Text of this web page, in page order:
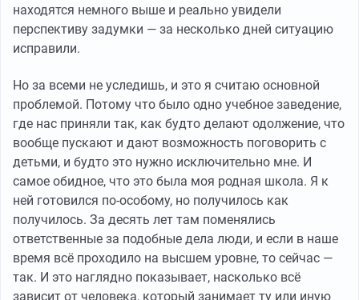
находятся немного выше и реально увидели
перспективу задумки — за несколько дней ситуацию
исправили.
Но за всеми не уследишь, и это я считаю основной
проблемой. Потому что было одно учебное заведение,
где нас приняли так, как будто делают одолжение, что
вообще пускают и дают возможность поговорить с
детьми, и будто это нужно исключительно мне. И
самое обидное, что это была моя родная школа. Я к
ней готовился по-особому, но получилось как
получилось. За десять лет там поменялись
ответственные за подобные дела люди, и если в наше
время всё проходило на высшем уровне, то сейчас —
так. И это наглядно показывает, насколько всё
зависит от человека, который занимает ту или иную